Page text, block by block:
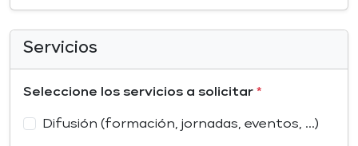
Servicios
Seleccione los servicios a solicitar*
Difusión (formación, jornadas, eventos, ...)